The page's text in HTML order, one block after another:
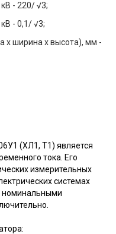
- 220/ √3;
- 0,1/ √3;
х ширина х высота), мм -
(ХЛ1, Т1) является
тока. Его
измерительных
системах
номинальными